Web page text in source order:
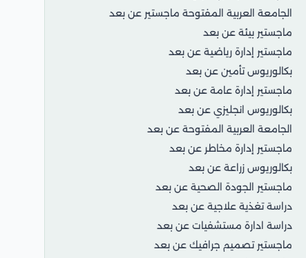
الجامعة العربية المفتوحة ماجستير عن بعد
ماجستير بيئة عن بعد
ماجستير إدارة رياضية عن بعد
بكالوريوس تأمين عن بعد
ماجستير إدارة عامة عن بعد
بكالوريوس انجليزي عن بعد
الجامعة العربية المفتوحة عن بعد
ماجستير إدارة مخاطر عن بعد
بكالوريوس زراعة عن بعد
ماجستير الجودة الصحية عن بعد
دراسة تغذية علاجية عن بعد
دراسة ادارة مستشفيات عن بعد
ماجستير تصميم جرافيك عن بعد